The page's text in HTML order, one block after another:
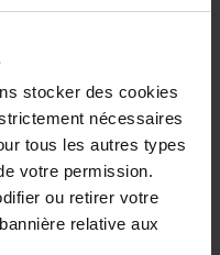
stocker des cookies
nécessaires
tous les autres types
votre permission.
ou retirer votre
relative aux